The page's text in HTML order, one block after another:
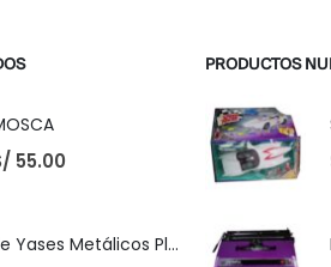
55.00
Juego de Yases Metálicos Plomos 6 Unidades + Pelota de Goma (En Bolsita Lista para Regalar)
PRODUCTOS